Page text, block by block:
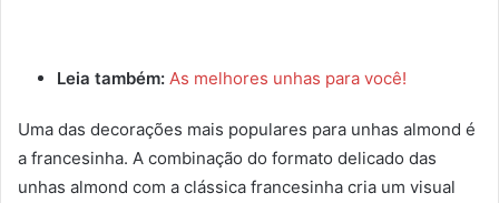
Leia também: As melhores unhas para você!
Uma das decorações mais populares para unhas almond é
a francesinha. A combinação do formato delicado das
unhas almond com a clássica francesinha cria um visual